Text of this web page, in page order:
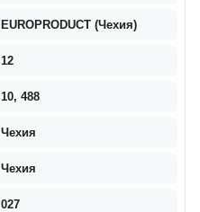
EUROPRODUCT (Чехия)
12
10, 488
Чехия
Чехия
027